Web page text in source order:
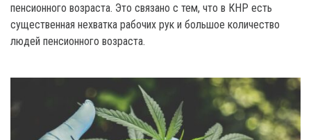
пенсионного возраста. Это связано с тем, что в КНР есть
существенная нехватка рабочих рук и большое количество
людей пенсионного возраста.